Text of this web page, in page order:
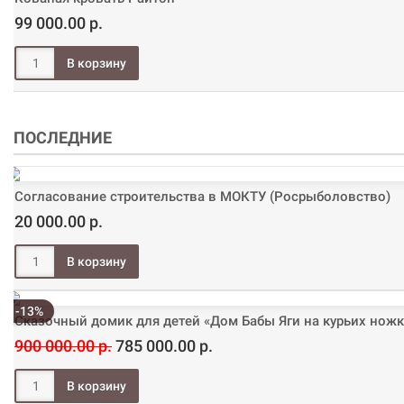
99 000.00 р.
ПОСЛЕДНИЕ
Согласование строительства в МОКТУ (Росрыболовство)
20 000.00 р.
-13%
Сказочный домик для детей «Дом Бабы Яги на курьих
900 000.00 р.785 000.00 р.